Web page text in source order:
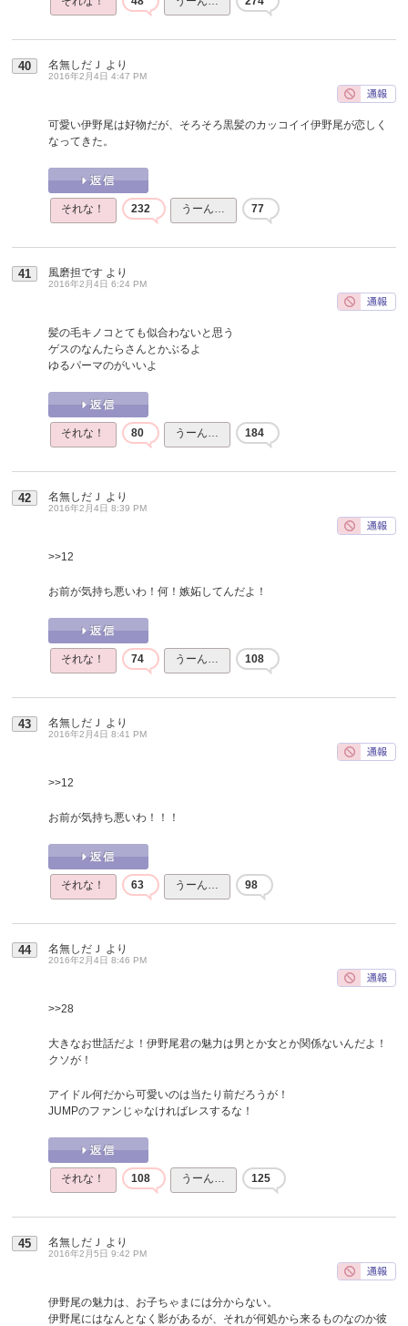
40 名無しだＪ より
2016年2月4日 4:47 PM
可愛い伊野尾は好物だが、そろそろ黒髪のカッコイイ伊野尾が恋しく
なってきた。
それな！ 232 うーん… 77
41 風磨担です より
2016年2月4日 6:24 PM
髪の毛キノコとても似合わないと思う
ゲスのなんたらさんとかぶるよ
ゆるパーマのがいいよ
それな！ 80 うーん… 184
42 名無しだＪ より
2016年2月4日 8:39 PM
>>12
お前が気持ち悪いわ！何！嫉妬してんだよ！
それな！ 74 うーん… 108
43 名無しだＪ より
2016年2月4日 8:41 PM
>>12
お前が気持ち悪いわ！！！
それな！ 63 うーん… 98
44 名無しだＪ より
2016年2月4日 8:46 PM
>>28
大きなお世話だよ！伊野尾君の魅力は男とか女とか関係ないんだよ！
クソが！
アイドル何だから可愛いのは当たり前だろうが！
JUMPのファンじゃなければレスするな！
それな！ 108 うーん… 125
45 名無しだＪ より
2016年2月5日 9:42 PM
伊野尾の魅力は、お子ちゃまには分からない。
伊野尾にはなんとなく影があるが、それが何処から来るものなのか彼